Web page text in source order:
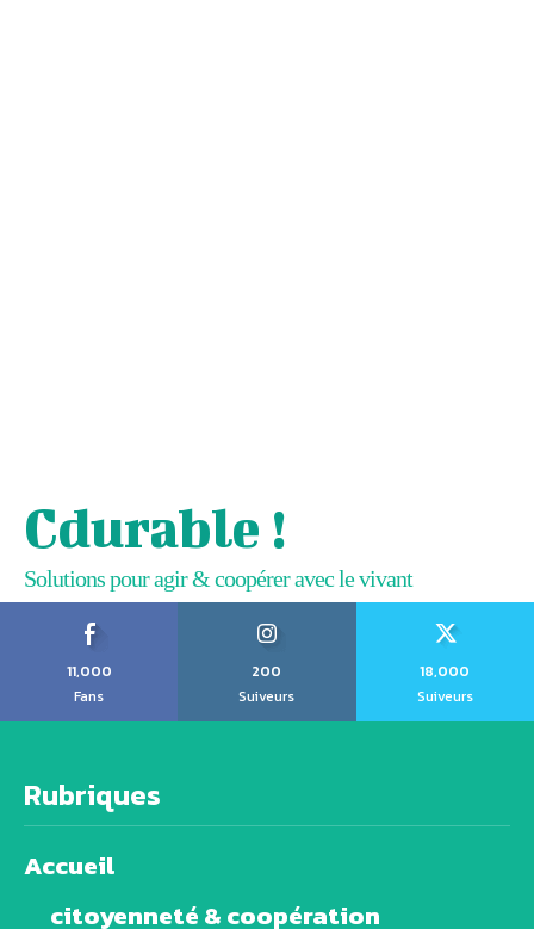
Cdurable !
Solutions pour agir & coopérer avec le vivant
11,000
Fans
200
Suiveurs
18,000
Suiveurs
Rubriques
Accueil
citoyenneté & coopération